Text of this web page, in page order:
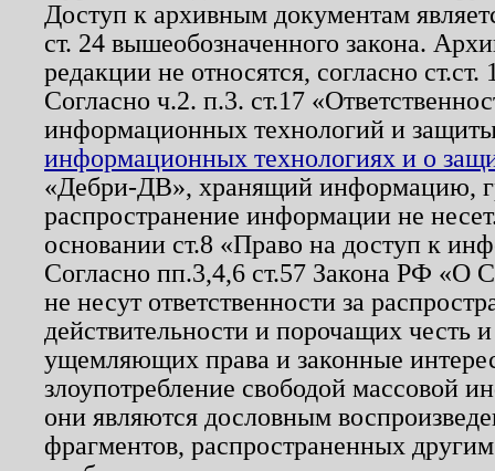
Доступ к архивным документам
ст. 24 вышеобозначенного закона.
редакции не относятся, согласно
Согласно ч.2. п.3. ст.17
информационных технологий и
информационных технологиях и о
«Дебри-ДВ», хранящий информацию,
распространение информации не
основании ст.8 «Право на доступ к
Согласно пп.3,4,6 ст.57 Закона РФ «О
не несут ответственности за
действительности и порочащих честь
ущемляющих права и законные
злоупотребление свободой массовой
они являются дословным
фрагментов, распространенных